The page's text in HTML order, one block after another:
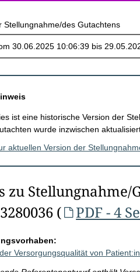
Stellungnahme/des Gutachtens
ist eine historische Version der
wurde inzwischen
aktuellen Version der
zu Stellungnahme/
(
PDF - 4
Versorgungsqualität von